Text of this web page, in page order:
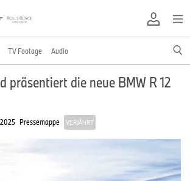
TV Footage Audio
präsentiert die neue BMW R 12
Pressemappe VERJÄHRT